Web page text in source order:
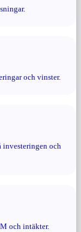
och vinster.
investeringen och
och intäkter.